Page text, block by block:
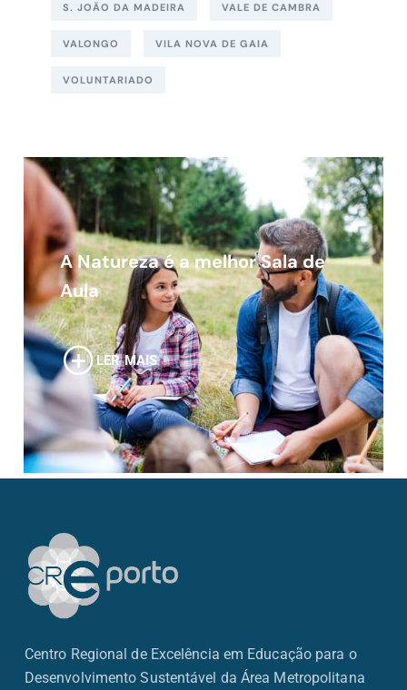
S. JOÃO DA MADEIRA VALE DE CAMBRA
VALONGO VILA NOVA DE GAIA
VOLUNTARIADO
A Natureza é a melhor Sala de
Aula
LER MAIS
Centro Regional de Excelência em Educação para o
Desenvolvimento Sustentável da Área Metropolitana